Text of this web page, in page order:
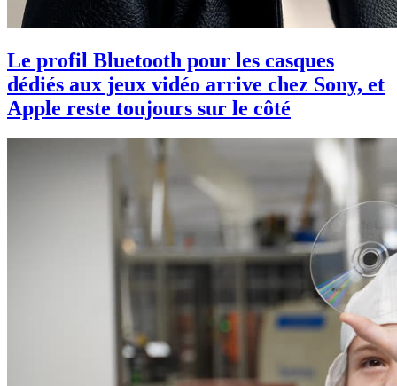
Le profil Bluetooth pour les casques
dédiés aux jeux vidéo arrive chez Sony, et
Apple reste toujours sur le côté